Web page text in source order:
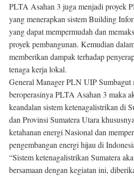
PLTA Asahan 3 juga menjadi proyek
yang menerapkan sistem Building
yang dapat mempermudah dan
proyek pembangunan. Kemudian
memberikan dampak terhadap
tenaga kerja lokal.
General Manager PLN UIP Sumbagut
beroperasinya PLTA Asahan 3 maka
keandalan sistem ketenagalistrikan di
dan Provinsi Sumatera Utara
ketahanan energi Nasional dan
pengembangan energi hijau di
“Sistem ketenagalistrikan Sumatera
bersamaan dengan kegiatan ini,